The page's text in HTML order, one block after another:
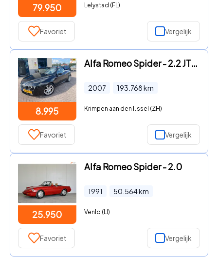
79.950 Lelystad (FL)
Favoriet Vergelijk
8.995
Alfa Romeo Spider - 2.2 JTS Exclusive- bluetooth-nav
2007 193.768km
Krimpen aan den IJssel (ZH)
Favoriet Vergelijk
25.950
Alfa Romeo Spider - 2.0
1991 50.564km
Venlo (LI)
Favoriet Vergelijk